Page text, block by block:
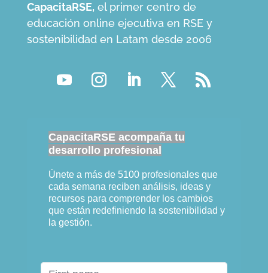
CapacitaRSE, el primer centro de
educación online ejecutiva en RSE y
sostenibilidad en Latam desde 2006
CapacitaRSE acompaña tu
desarrollo profesional
Únete a más de 5100 profesionales que
cada semana reciben análisis, ideas y
recursos para comprender los cambios
que están redefiniendo la sostenibilidad y
la gestión.